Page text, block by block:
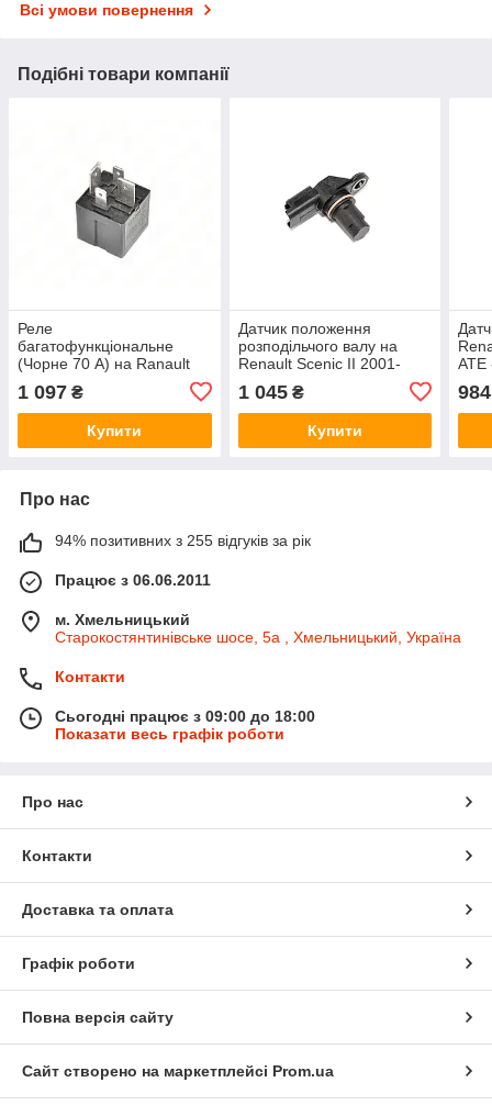
Всі умови повернення
Подібні товари компанії
Реле
багатофункціональне
(Чорне 70 A) на Ranault
Nissan (Оригінал) - 25230-
00Q0A
1 097 ₴
Купити
Датчик положення
розподільчого валу на
Renault Scenic II 2001-
93198004
1 045₴
Купити
ATE
984
Про нас
94% позитивних з 255 відгуків за рік
Працює з 06.06.2011
м. Хмельницький
Старокостянтинівське шосе, 5а , Хмельницький, Україна
Контакти
Сьогодні працює з 09:00 до 18:00
Показати весь графік роботи
Про нас
Контакти
Доставка та оплата
Графік роботи
Повна версія сайту
Сайт створено на маркетплейсі Prom.ua